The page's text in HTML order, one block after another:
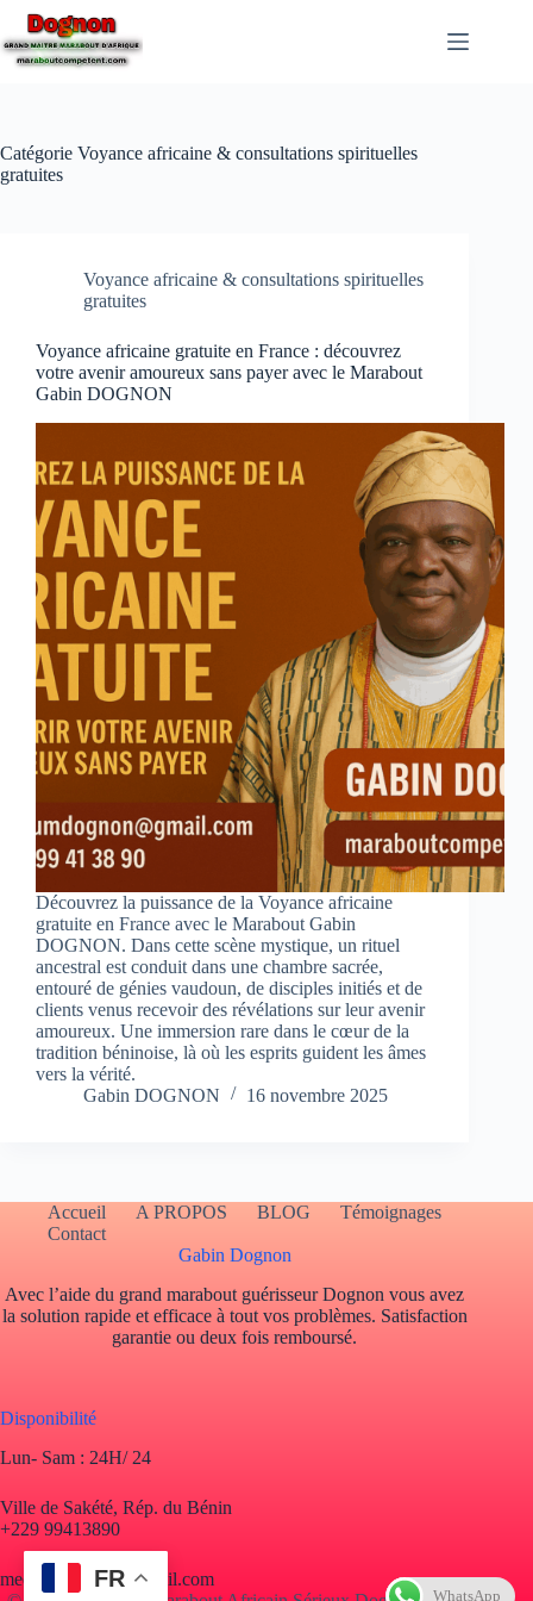
Catégorie Voyance africaine & consultations spirituelles
gratuites
Voyance africaine & consultations spirituelles
gratuites
Voyance africaine gratuite en France : découvrez
votre avenir amoureux sans payer avec le Marabout
Gabin DOGNON
Découvrez la puissance de la Voyance africaine
gratuite en France avec le Marabout Gabin
DOGNON. Dans cette scène mystique, un rituel
ancestral est conduit dans une chambre sacrée,
entouré de génies vaudoun, de disciples initiés et de
clients venus recevoir des révélations sur leur avenir
amoureux. Une immersion rare dans le cœur de la
tradition béninoise, là où les esprits guident les âmes
vers la vérité.
Gabin DOGNON
16 novembre 2025
Accueil A PROPOS BLOG
Témoignages
Contact
Gabin Dognon
Avec l’aide du grand marabout guérisseur Dognon vous avez
la solution rapide et efficace à tout vos problèmes. Satisfaction
garantie ou deux fois remboursé.
Disponibilité
Lun- Sam : 24H/ 24
Ville de Sakété, Rép. du Bénin
+229 99413890
mediumdognon@gmail.com
FR
WhatsApp